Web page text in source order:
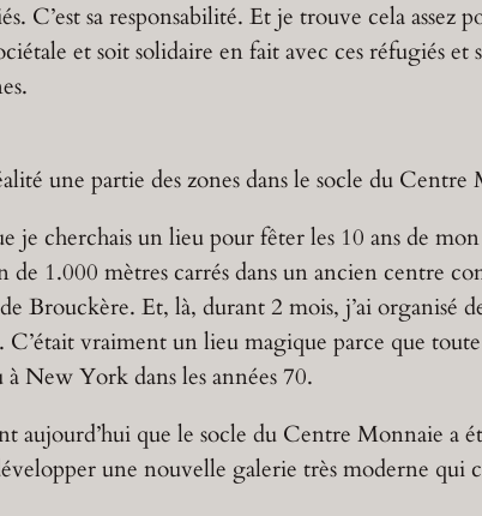
C’est sa responsabilité. Et je trouve cela assez
et soit solidaire en fait avec ces réfugiés et
une partie des zones dans le socle du Centre
je cherchais un lieu pour fêter les 10 ans de
de 1.000 mètres carrés dans un ancien centre
Brouckère. Et, là, durant 2 mois, j’ai organisé
vraiment un lieu magique parce que
New York dans les années 70.
que le socle du Centre Monnaie a
une nouvelle galerie très moderne qui